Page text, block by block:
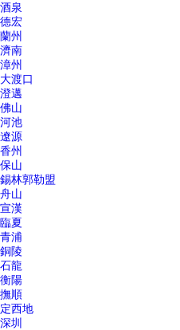
酒泉
德宏
蘭州
濟南
漳州
大渡口
澄邁
佛山
河池
遼源
香州
保山
錫林郭勒盟
舟山
宣漢
臨夏
青浦
銅陵
石龍
衡陽
撫順
定西地
深圳